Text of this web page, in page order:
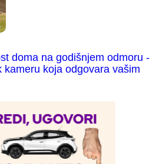
doma na godišnjem odmoru -
kameru koja odgovara vašim